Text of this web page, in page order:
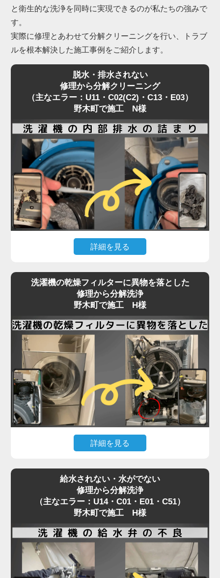
解クリーニングを行い、内部の深刻な詰まりを解消
もちろん、ドラム特有の嫌なニオイや黒カビも一
掃。
と衛生的な洗浄を同時に実現できるのが私たちの強みで
す。
実際に修理とあわせて分解クリーニングを行い、トラブ
ルを根本解決した施工事例をご紹介します。
脱水・排水されない
修理から分解クリーニング
（主なエラー：U11・C02(C2)・C13・E03）
野木町で施工 N様
詳細を見る
ったトラブルは、野木町のお客様から最も多く寄せ
られるご相談の一つです。
実はこれ、機械の故障ではなく「洗濯機内部の排水
経路」にヘドロや繊維くずが詰まっていることが大
半なのをご存知でしょうか？
この詰まりは、市販のクリーナーや外部からの掃除
では届かない場所で発生しているため、解決には
「分解」が不可欠です。
「家電の達人」では、修理として内部を分解し、詰
まりの原因を物理的に除去。
その際、同時に洗濯槽裏側のカビ汚れまで一掃する
洗濯機分解クリーニングを実施します。
エラーの根本解決だけでなく、衛生面も劇的に改善
る方が非常に多い施工事例です。
洗濯機の乾燥フィルターに異物を落とした
修理から分解洗浄
野木町で施工 H様
詳細を見る
てしまった！」というアクシデント。
野木町でも頻繁にご依頼いただく案件です。
焦って棒などで取ろうとするとさらに奥へ入り込
がるため、絶対に放置は厳禁です。
この場合、安全に異物を取り出すためには本体の分
解作業が必須となります。
そこで私たちは、単なる救出作業だけでなく、同時
給水されない・水がでない
修理から分解洗浄
（主なエラー：U14・C01・E01・C51）
野木町で施工 H様